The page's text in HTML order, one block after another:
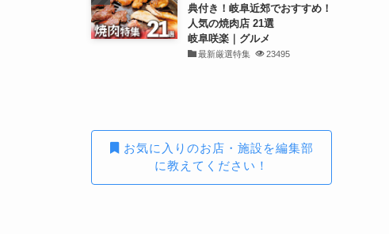
典付き！岐阜近郊でおすすめ！
人気の焼肉店 21選
岐阜咲楽｜グルメ
最新厳選特集 23495
お気に入りのお店・施設を編集部
に教えてください！